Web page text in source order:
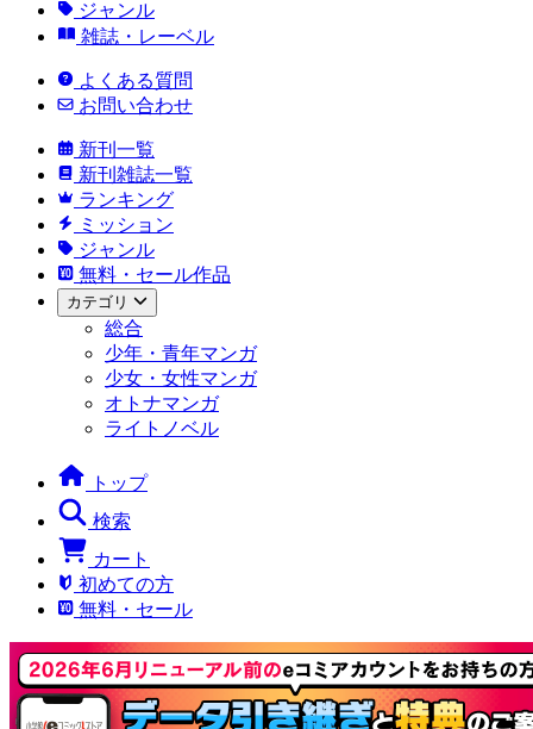
ジャンル
雑誌・レーベル
よくある質問
お問い合わせ
新刊一覧
新刊雑誌一覧
ランキング
ミッション
ジャンル
無料・セール作品
カテゴリ
総合
少年・青年マンガ
少女・女性マンガ
オトナマンガ
ライトノベル
トップ
検索
カート
初めての方
無料・セール